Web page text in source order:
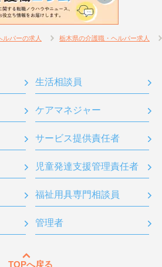
ルパーの求人 栃木県の介護職・ヘルパー求人
生活相談員
ケアマネジャー
サービス提供責任者
児童発達支援管理責任者
福祉用具専門相談員
管理者
TOPへ戻る